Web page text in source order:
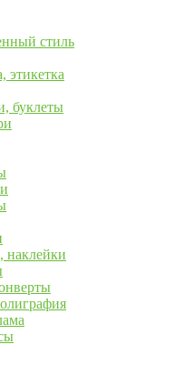
стиль
этикетка
буклеты
наклейки